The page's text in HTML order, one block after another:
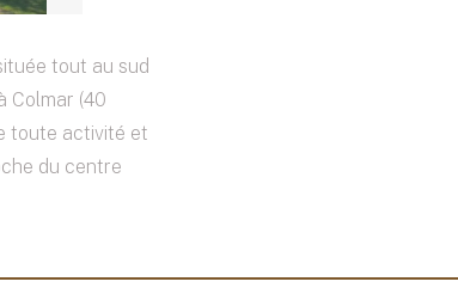
tout au sud
Colmar (40
toute activité et
du centre